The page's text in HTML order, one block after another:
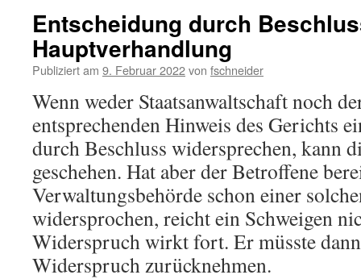
Entscheidung durch
Hauptverhandlung
Publiziert am 9. Februar 2022von fschneider
Wenn weder Staatsanwaltschaft noch
entsprechenden Hinweis des Gerichts
durch Beschluss widersprechen, kann
geschehen. Hat aber der Betroffene
Verwaltungsbehörde schon einer
widersprochen, reicht ein Schweigen
Widerspruch wirkt fort. Er müsste
Widerspruch zurücknehmen.